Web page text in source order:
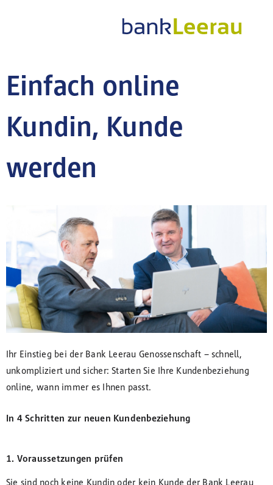
Einfach online
Kundin, Kunde
werden
Ihr Einstieg bei der Bank Leerau Genossenschaft – schnell,
unkompliziert und sicher: Starten Sie Ihre Kundenbeziehung
online, wann immer es Ihnen passt.
In 4 Schritten zur neuen Kundenbeziehung
1. Voraussetzungen prüfen
Sie sind noch keine Kundin oder kein Kunde der Bank Leerau